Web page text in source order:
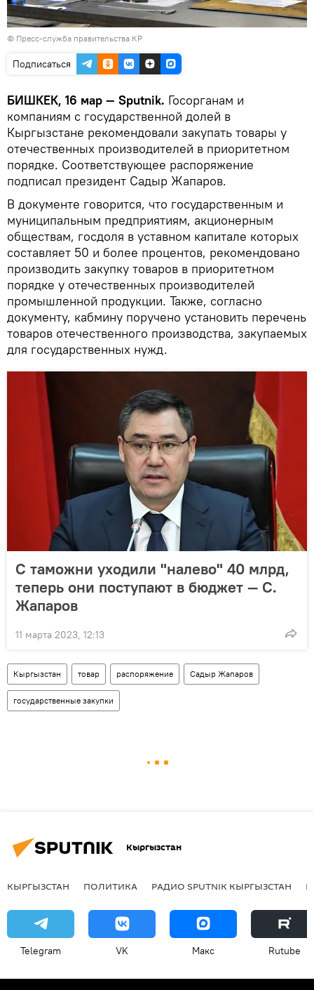
© Пресс-служба правительства КР
Подписаться
БИШКЕК, 16 мар — Sputnik. Госорганам и
компаниям с государственной долей в
Кыргызстане рекомендовали закупать товары у
отечественных производителей в приоритетном
порядке. Соответствующее распоряжение
подписал президент Садыр Жапаров.
В документе говорится, что государственным и
муниципальным предприятиям, акционерным
обществам, госдоля в уставном капитале которых
составляет 50 и более процентов, рекомендовано
производить закупку товаров в приоритетном
порядке у отечественных производителей
промышленной продукции. Также, согласно
документу, кабмину поручено установить перечень
товаров отечественного производства, закупаемых
для государственных нужд.
С таможни уходили "налево" 40 млрд,
теперь они поступают в бюджет — С.
Жапаров
11 марта 2023, 12:13
Кыргызстан товар распоряжение Садыр Жапаров
государственные закупки
Кыргызстан
КЫРГЫЗСТАН ПОЛИТИКА РАДИО SPUTNIK КЫРГЫЗСТАН
Telegram VK Макс Rutube